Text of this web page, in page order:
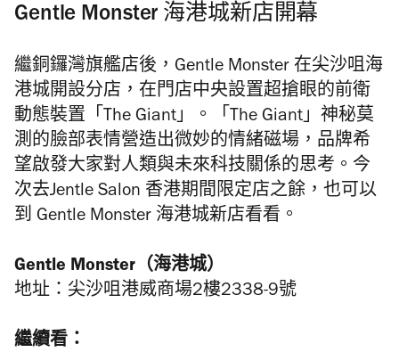
Gentle Monster 海港城新店開幕
繼銅鑼灣旗艦店後，Gentle Monster 在尖沙咀海
港城開設分店，在門店中央設置超搶眼的前衛
動態裝置「The Giant」。「The Giant」神秘莫
測的臉部表情營造出微妙的情緒磁場，品牌希
望啟發大家對人類與未來科技關係的思考。今
次去Jentle Salon 香港期間限定店之餘，也可以
到 Gentle Monster 海港城新店看看。
Gentle Monster（海港城）
地址：尖沙咀港威商場2樓2338-9號
繼續看：